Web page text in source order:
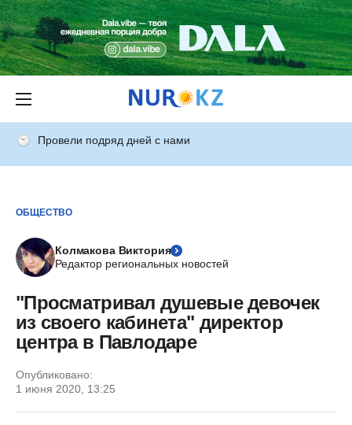
Провели подряд дней с нами
ОБЩЕСТВО
Колмакова Виктория
Редактор региональных новостей
"Просматривал душевые девочек
из своего кабинета" директор
центра в Павлодаре
Опубликовано:
1 июня 2020, 13:25